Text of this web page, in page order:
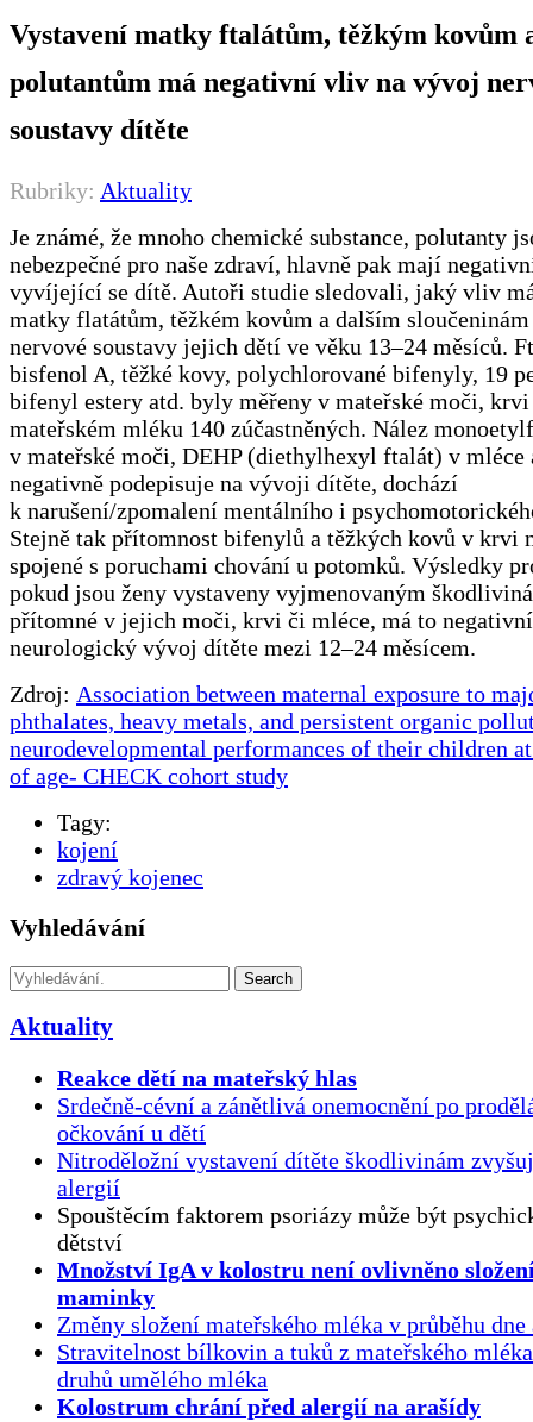
Vystavení matky ftalátům, těžkým kovům
polutantům má negativní vliv na vývoj
soustavy dítěte
Rubriky: Aktuality
Je známé, že mnoho chemické substance, polutanty
nebezpečné pro naše zdraví, hlavně pak mají
vyvíjející se dítě. Autoři studie sledovali, jaký vliv
matky flatátům, těžkém kovům a dalším
nervové soustavy jejich dětí ve věku 13‒24 měsíců.
bisfenol A, těžké kovy, polychlorované bifenyly, 19
bifenyl estery atd. byly měřeny v mateřské moči, krvi
mateřském mléku 140 zúčastněných. Nález
v mateřské moči, DEHP (diethylhexyl ftalát) v mléce
negativně podepisuje na vývoji dítěte, dochází
k narušení/zpomalení mentálního i
Stejně tak přítomnost bifenylů a těžkých kovů v krvi
spojené s poruchami chování u potomků. Výsledky
pokud jsou ženy vystaveny vyjmenovaným
přítomné v jejich moči, krvi či mléce, má to
neurologický vývoj dítěte mezi 12‒24 měsícem.
Zdroj: Association between maternal exposure to
phthalates, heavy metals, and persistent organic
neurodevelopmental performances of their children
of age- CHECK cohort study
Tagy:
kojení
zdravý kojenec
Vyhledávání
Search
Aktuality
Reakce dětí na mateřský hlas
Srdečně-cévní a zánětlivá onemocnění po
očkování u dětí
Nitroděložní vystavení dítěte škodlivinám
alergií
Spouštěcím faktorem psoriázy může být
dětství
Množství IgA v kolostru není ovlivněno
maminky
Změny složení mateřského mléka v průběhu dne
Stravitelnost bílkovin a tuků z mateřského
druhů umělého mléka
Kolostrum chrání před alergií na arašídy